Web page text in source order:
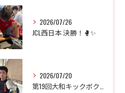
2026/07/26
JCL西日本 決勝！🥊✨
2026/07/20
​第19回大和キックボクシング大会に出場した 矢野翔斗選手 ...